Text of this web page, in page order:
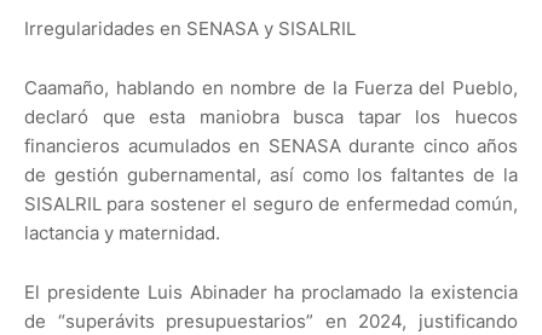
Irregularidades en SENASA y SISALRIL
Caamaño, hablando en nombre de la Fuerza del Pueblo,
declaró que esta maniobra busca tapar los huecos
financieros acumulados en SENASA durante cinco años
de gestión gubernamental, así como los faltantes de la
SISALRIL para sostener el seguro de enfermedad común,
lactancia y maternidad.
El presidente Luis Abinader ha proclamado la existencia
de “superávits presupuestarios” en 2024, justificando